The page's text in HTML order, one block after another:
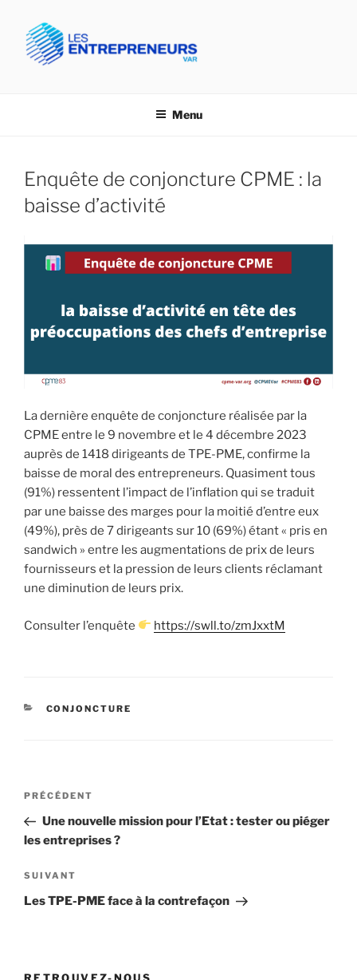
contenu
principal
ENTREPRENEURS VAR
Menu
Enquête de conjoncture CPME : la
baisse d’activité
La dernière enquête de conjoncture réalisée par la
CPME entre le 9 novembre et le 4 décembre 2023
auprès de 1418 dirigeants de TPE-PME, confirme la
baisse de moral des entrepreneurs. Quasiment tous
(91%) ressentent l’impact de l’inflation qui se traduit
par une baisse des marges pour la moitié d’entre eux
(49%), près de 7 dirigeants sur 10 (69%) étant « pris en
sandwich » entre les augmentations de prix de leurs
fournisseurs et la pression de leurs clients réclamant
une diminution de leurs prix.
Consulter l’enquête https://swll.to/zmJxxtM
CATÉGORIES
CONJONCTURE
Navigation
l’article
Article
précédent
PRÉCÉDENT
Une nouvelle mission pour l’Etat : tester ou piéger
les entreprises ?
Article
suivant
SUIVANT
Les TPE-PME face à la contrefaçon